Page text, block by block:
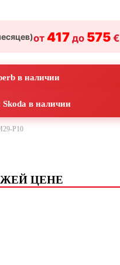
от 417 до 575 €
в наличии
в наличии
P10
ЦЕНЕ